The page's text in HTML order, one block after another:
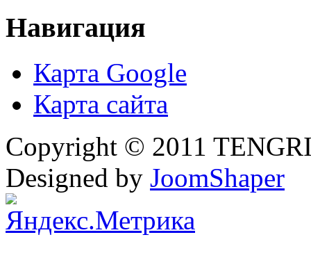
Навигация
Карта Google
Карта сайта
Copyright © 2011
Designed by JoomShaper